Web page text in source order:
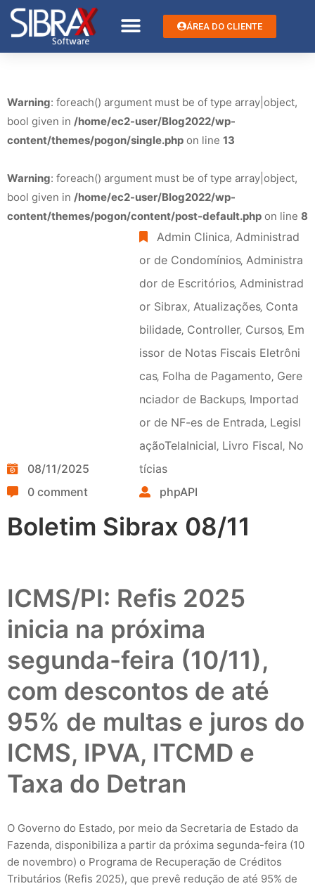
ÁREA DO CLIENTE
Warning: foreach() argument must be of type array|object,
bool given in /home/ec2-user/Blog2022/wp-
content/themes/pogon/single.php on line 13
Warning: foreach() argument must be of type array|object,
bool given in /home/ec2-user/Blog2022/wp-
content/themes/pogon/content/post-default.php on line 8
08/11/2025
Admin Clinica‚ Administrad
or de Condomínios‚ Administra
dor de Escritórios‚ Administrad
or Sibrax‚ Atualizações‚ Conta
bilidade‚ Controller‚ Cursos‚ Em
issor de Notas Fiscais Eletrôni
cas‚ Folha de Pagamento‚ Gere
nciador de Backups‚ Importad
or de NF-es de Entrada‚ Legisl
açãoTelaInicial‚ Livro Fiscal‚ No
tícias
0 comment
phpAPI
Boletim Sibrax 08/11
ICMS/PI: Refis 2025
inicia na próxima
segunda-feira (10/11),
com descontos de até
95% de multas e juros do
ICMS, IPVA, ITCMD e
Taxa do Detran
O Governo do Estado, por meio da Secretaria de Estado da
Fazenda, disponibiliza a partir da próxima segunda-feira (10
de novembro) o Programa de Recuperação de Créditos
Tributários (Refis 2025), que prevê redução de até 95% de